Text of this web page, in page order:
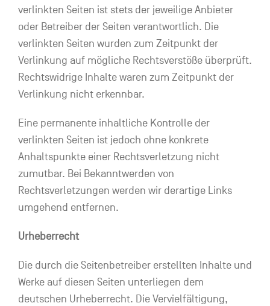
verlinkten Seiten ist stets der jeweilige Anbieter
oder Betreiber der Seiten verantwortlich. Die
verlinkten Seiten wurden zum Zeitpunkt der
Verlinkung auf mögliche Rechtsverstöße überprüft.
Rechtswidrige Inhalte waren zum Zeitpunkt der
Verlinkung nicht erkennbar.
Eine permanente inhaltliche Kontrolle der
verlinkten Seiten ist jedoch ohne konkrete
Anhaltspunkte einer Rechtsverletzung nicht
zumutbar. Bei Bekanntwerden von
Rechtsverletzungen werden wir derartige Links
umgehend entfernen.
Urheberrecht
Die durch die Seitenbetreiber erstellten Inhalte und
Werke auf diesen Seiten unterliegen dem
deutschen Urheberrecht. Die Vervielfältigung,